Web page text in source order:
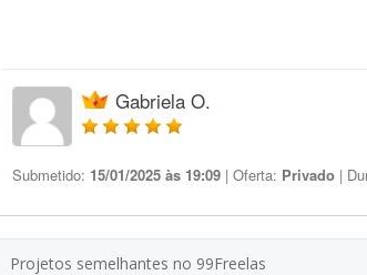
Gabriela O.
Submetido: 15/01/2025 às 19:09 | Oferta: Privado |
Projetos semelhantes no 99Freelas